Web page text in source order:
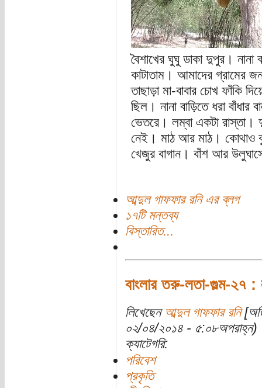
বৈশাখের ঘুঘু ডাকা দুপুর।
কাটাতাম। আমাদের গ্রামের
তাছাড়া মা-বাবার চোখ ফাঁকি
ছিল। নানা বাড়িতে ধরা বাঁধার
ভেতরে। লম্বা একটা রাস্তা।
নেই। মাঠ আর মাঠ। কোথাও
খেজুর বাগান। বাঁশ আর
আব্দুল গাফফার রনি এর ব্লগ
১৭টি মন্তব্য
বিস্তারিত...
বাংলার তরু-লতা-গুল্ম-২৭ :
লিখেছেন আব্দুল গাফফার রনি
০২/০৪/২০১৪ - ৫:০৮অপরাহ্ন)
ক্যাটেগরি:
পরিবেশ
প্রকৃতি